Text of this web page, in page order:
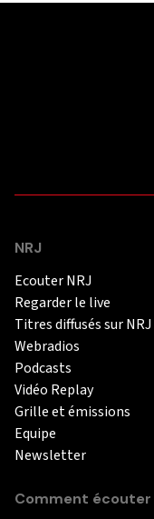
NRJ
Ecouter NRJ
Regarder le live
Titres diffusés sur NRJ
Webradios
Podcasts
Vidéo Replay
Grille et émissions
Equipe
Newsletter
Comment écouter